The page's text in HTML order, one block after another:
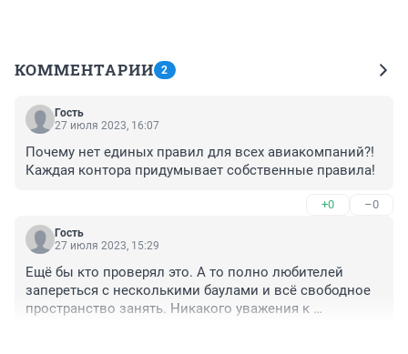
КОММЕНТАРИИ 2
Гость
27 июля 2023, 16:07
Почему нет единых правил для всех авиакомпаний?!
Каждая контора придумывает собственные правила!
+0 –0
Гость
27 июля 2023, 15:29
Ещё бы кто проверял это. А то полно любителей
запереться с несколькими баулами и всё свободное
пространство занять. Никакого уважения к